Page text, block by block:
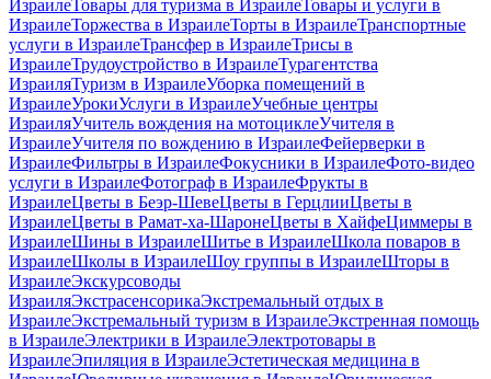
ИзраилеТовары для туризма в ИзраилеТовары и услуги в
ИзраилеТоржества в ИзраилеТорты в ИзраилеТранспортные
услуги в ИзраилеТрансфер в ИзраилеТрисы в
ИзраилеТрудоустройство в ИзраилеТурагентства
ИзраиляТуризм в ИзраилеУборка помещений в
ИзраилеУрокиУслуги в ИзраилеУчебные центры
ИзраиляУчитель вождения на мотоциклеУчителя в
ИзраилеУчителя по вождению в ИзраилеФейерверки в
ИзраилеФильтры в ИзраилеФокусники в ИзраилеФото-видео
услуги в ИзраилеФотограф в ИзраилеФрукты в
ИзраилеЦветы в Беэр-ШевеЦветы в ГерцлииЦветы в
ИзраилеЦветы в Рамат-ха-ШаронеЦветы в ХайфеЦиммеры в
ИзраилеШины в ИзраилеШитье в ИзраилеШкола поваров в
ИзраилеШколы в ИзраилеШоу группы в ИзраилеШторы в
ИзраилеЭкскурсоводы
ИзраиляЭкстрасенсорикаЭкстремальный отдых в
ИзраилеЭкстремальный туризм в ИзраилеЭкстренная помощь
в ИзраилеЭлектрики в ИзраилеЭлектротовары в
ИзраилеЭпиляция в ИзраилеЭстетическая медицина в